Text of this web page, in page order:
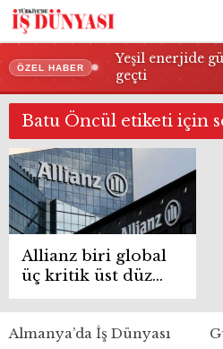
ÖZEL HABER
Yeşil enerjide
geçti
Batu Öncül etiketi için
Allianz biri global
üç kritik üst düzey
atama gerçekleşti
Almanya’da İş Dünyası